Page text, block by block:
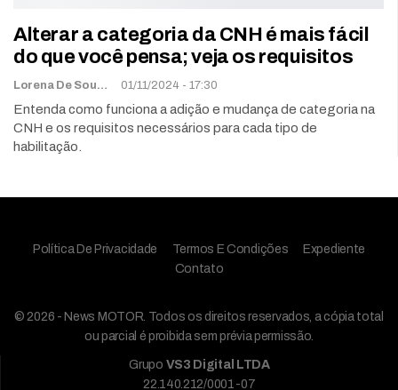
Alterar a categoria da CNH é mais fácil
do que você pensa; veja os requisitos
Lorena De Sousa 01/11/2024 - 17:30
Entenda como funciona a adição e mudança de categoria na
CNH e os requisitos necessários para cada tipo de
habilitação.
Política De Privacidade Termos E Condições
Expediente
Contato
© 2026 - News MOTOR. Todos os direitos reservados, a cópia total
ou parcial é proibida sem prévia permissão.
Grupo VS3 Digital LTDA
22.140.212/0001-07